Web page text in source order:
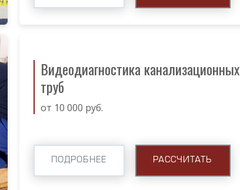
Видеодиагностика канализационных
труб
от 10 000 руб.
ПОДРОБНЕЕ РАССЧИТАТЬ